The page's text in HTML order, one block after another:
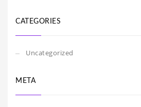
CATEGORIES
Uncategorized
META